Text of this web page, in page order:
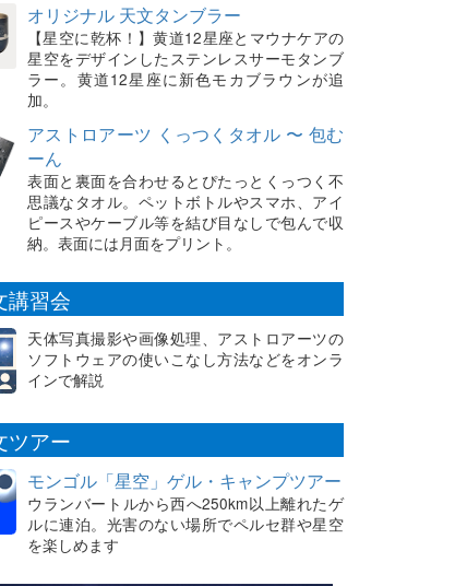
オリジナル 天文タンブラー
【星空に乾杯！】黄道12星座とマウナケアの
星空をデザインしたステンレスサーモタンブ
ラー。黄道12星座に新色モカブラウンが追
加。
アストロアーツ くっつくタオル 〜 包む
ーん
表面と裏面を合わせるとぴたっとくっつく不
思議なタオル。ペットボトルやスマホ、アイ
ピースやケーブル等を結び目なしで包んで収
納。表面には月面をプリント。
講習会
天体写真撮影や画像処理、アストロアーツの
ソフトウェアの使いこなし方法などをオンラ
インで解説
ツアー
モンゴル「星空」ゲル・キャンプツアー
ウランバートルから西へ250km以上離れたゲ
ルに連泊。光害のない場所でペルセ群や星空
を楽しめます